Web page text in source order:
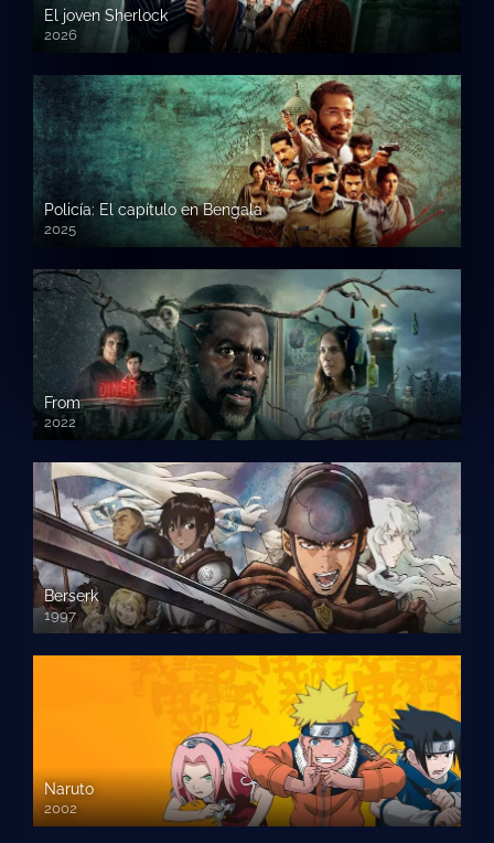
El joven Sherlock
2026
Policía: El capítulo en Bengala
2025
From
2022
Berserk
1997
Naruto
2002